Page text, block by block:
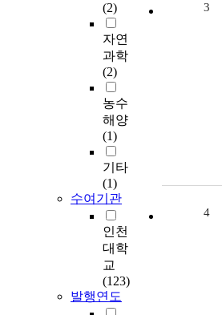
(2)
자연
과학
(2)
농수
해양
(1)
기타
(1)
수여기관
인천
대학
교
(123)
발행연도
3
4